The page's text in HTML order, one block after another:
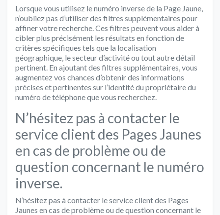
Lorsque vous utilisez le numéro inverse de la Page Jaune,
n’oubliez pas d’utiliser des filtres supplémentaires pour
affiner votre recherche. Ces filtres peuvent vous aider à
cibler plus précisément les résultats en fonction de
critères spécifiques tels que la localisation
géographique, le secteur d’activité ou tout autre détail
pertinent. En ajoutant des filtres supplémentaires, vous
augmentez vos chances d’obtenir des informations
précises et pertinentes sur l’identité du propriétaire du
numéro de téléphone que vous recherchez.
N’hésitez pas à contacter le
service client des Pages Jaunes
en cas de problème ou de
question concernant le numéro
inverse.
N’hésitez pas à contacter le service client des Pages
Jaunes en cas de problème ou de question concernant le